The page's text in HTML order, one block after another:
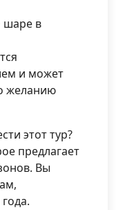
шаре в
и может
желанию
этот тур?
предлагает
Вы